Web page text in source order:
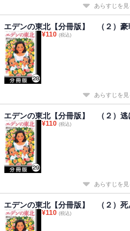
あらすじを見
エデンの東北【分冊版】 （２）豪
¥110 (税込)
あらすじを見
エデンの東北【分冊版】 （２）逃
¥110 (税込)
あらすじを見
エデンの東北【分冊版】 （２）死
¥110 (税込)